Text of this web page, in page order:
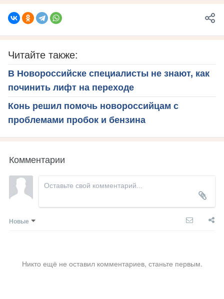
Читайте также:
В Новороссийске специалисты не знают, как
починить лифт на переходе
Конь решил помочь новороссийцам с
проблемами пробок и бензина
Комментарии
Новые
Никто ещё не оставил комментариев, станьте первым.